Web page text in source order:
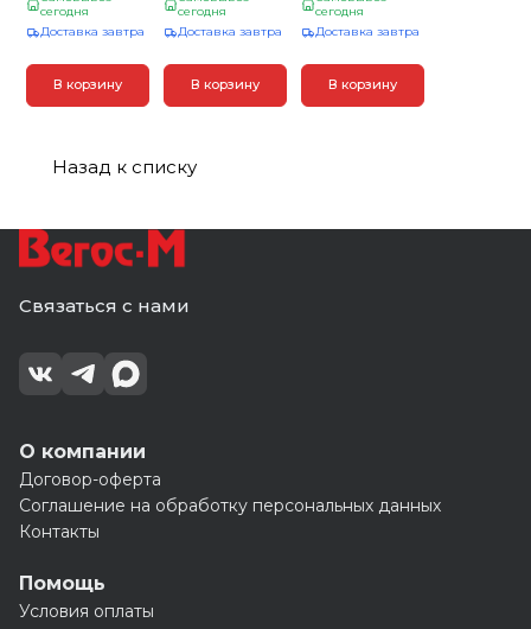
сегодня
Доставка завтра
В корзину
сегодня
Доставка завтра
В корзину
сегодня
Доставка завтра
В корзину
Назад к списку
Связаться с нами
О компании
Договор-оферта
Соглашение на обработку персональных данных
Контакты
Помощь
Условия оплаты